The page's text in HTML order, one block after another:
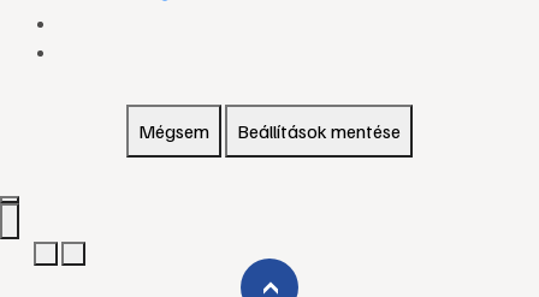
Mégsem Beállítások mentése
›